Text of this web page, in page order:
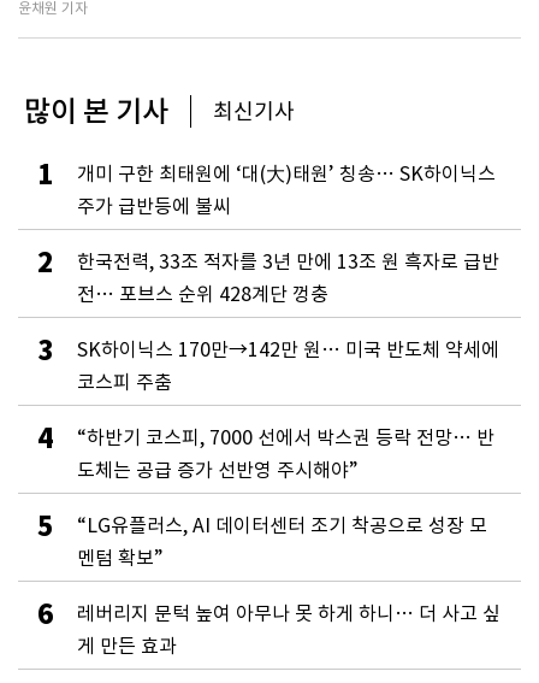
윤채원 기자
많이 본 기사 최신기사
1
개미 구한 최태원에 ‘대(大)태원’ 칭송… SK하이닉스
주가 급반등에 불씨
2
한국전력, 33조 적자를 3년 만에 13조 원 흑자로 급반
전… 포브스 순위 428계단 껑충
3
SK하이닉스 170만→142만 원… 미국 반도체 약세에
코스피 주춤
4
“하반기 코스피, 7000 선에서 박스권 등락 전망… 반
도체는 공급 증가 선반영 주시해야”
5
“LG유플러스, AI 데이터센터 조기 착공으로 성장 모
멘텀 확보”
6
레버리지 문턱 높여 아무나 못 하게 하니… 더 사고 싶
게 만든 효과